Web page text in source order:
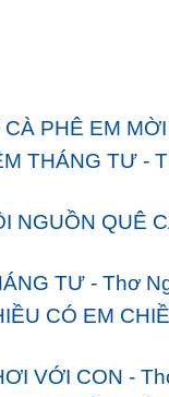
PHÊ EM
THÁNG TƯ -
NGUỒN QUÊ
TƯ - Thơ
CÓ EM
VỚI CON -